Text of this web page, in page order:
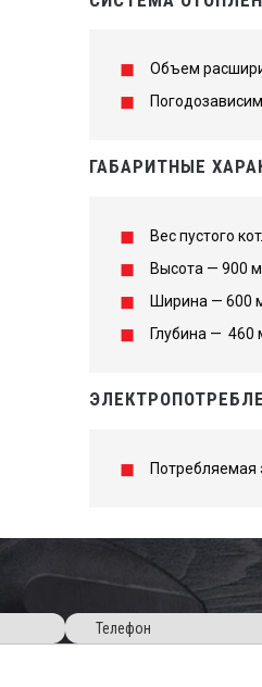
Объем
ГАБАРИТНЫЕ
Вес пустого
Высота — 900
Ширина — 600
Глубина — 460
Потребляемая